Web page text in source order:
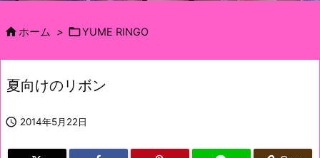

ホーム > YUME RINGO
夏向けのリボン
 2014年5月22日